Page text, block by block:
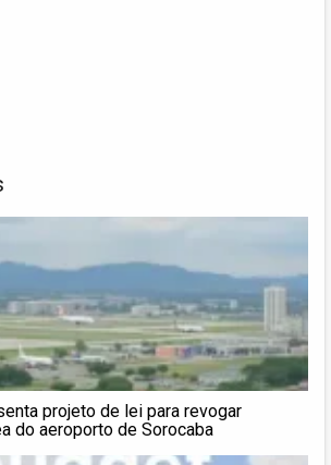
projeto de lei para revogar
do aeroporto de Sorocaba